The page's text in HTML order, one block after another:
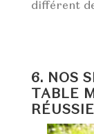
différent
6. NOS
TABLE
RÉUSSIE